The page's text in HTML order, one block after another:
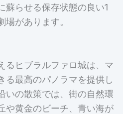
蘇らせる保存状態の良い1
があります。
るヒブラルファロ城は、マ
る最高のパノラマを提供し
いの散策では、街の自然環
や黄金のビーチ、青い海が